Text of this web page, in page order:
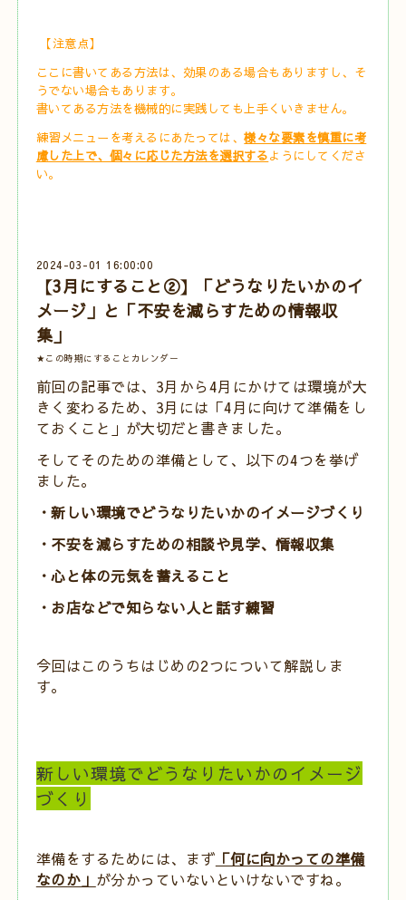
【注意点】
ここに書いてある方法は、効果のある場合もありますし、そ
うでない場合もあります。
書いてある方法を機械的に実践しても上手くいきません。
練習メニューを考えるにあたっては、様々な要素を慎重に考
慮した上で、個々に応じた方法を選択するようにしてくださ
い。
2024-03-01 16:00:00
【3月にすること②】「どうなりたいかのイ
メージ」と「不安を減らすための情報収
集」
★この時期にすることカレンダー
前回の記事では、3月から4月にかけては環境が大
きく変わるため、3月には「4月に向けて準備をし
ておくこと」が大切だと書きました。
そしてそのための準備として、 以下の4つを挙げ
ました。
・新しい環境でどうなりたいかのイメージづくり
・不安を減らすための相談や見学、情報収集
・心と体の元気を蓄えること
・お店などで知らない人と話す練習
今回はこのうちはじめの2つについて解説しま
す。
新しい環境でどうなりたいかのイメージ
づくり
準備をするためには、まず 「何に向かっての準備
なのか」 が分かっていないといけないですね。